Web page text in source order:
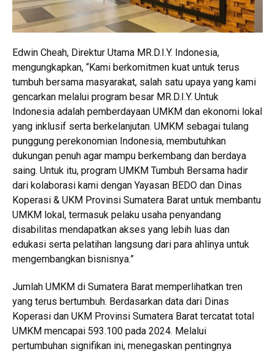
Edwin Cheah, Direktur Utama MR.D.I.Y. Indonesia,
mengungkapkan, “Kami berkomitmen kuat untuk terus
tumbuh bersama masyarakat, salah satu upaya yang kami
gencarkan melalui program besar MR.D.I.Y. Untuk
Indonesia adalah pemberdayaan UMKM dan ekonomi lokal
yang inklusif serta berkelanjutan. UMKM sebagai tulang
punggung perekonomian Indonesia, membutuhkan
dukungan penuh agar mampu berkembang dan berdaya
saing. Untuk itu, program UMKM Tumbuh Bersama hadir
dari kolaborasi kami dengan Yayasan BEDO dan Dinas
Koperasi & UKM Provinsi Sumatera Barat untuk membantu
UMKM lokal, termasuk pelaku usaha penyandang
disabilitas mendapatkan akses yang lebih luas dan
edukasi serta pelatihan langsung dari para ahlinya untuk
mengembangkan bisnisnya.”
Jumlah UMKM di Sumatera Barat memperlihatkan tren
yang terus bertumbuh. Berdasarkan data dari Dinas
Koperasi dan UKM Provinsi Sumatera Barat tercatat total
UMKM mencapai 593.100 pada 2024. Melalui
pertumbuhan signifikan ini, menegaskan pentingnya